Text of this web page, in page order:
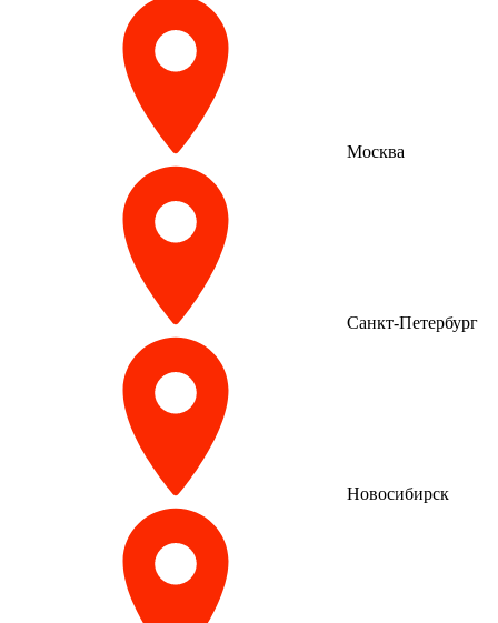
Москва
Санкт-Петербург
Новосибирск